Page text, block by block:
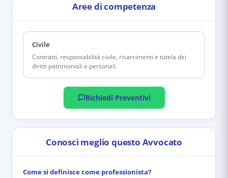
Aree di competenza
Civile
Contratti, responsabilità civile, risarcimenti e tutela dei
diritti patrimoniali e personali.
Richiedi Preventivi
Conosci meglio questo Avvocato
Come si definisce come professionista?